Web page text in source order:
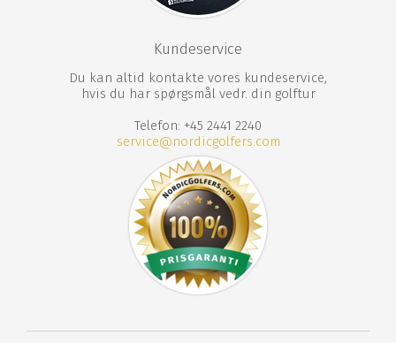
Kundeservice
Du kan altid kontakte vores kundeservice,
hvis du har spørgsmål vedr. din golftur
Telefon: +45 2441 2240
service@nordicgolfers.com